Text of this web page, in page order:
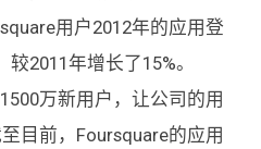
用户2012年的应用登
2011年增长了15%。
万新用户，让公司的用
目前，Foursquare的应用